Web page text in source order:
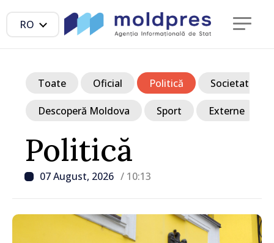
RO
Politică
07 August, 2026 / 10:13
Toate Oficial Politică Societate
Descoperă Moldova Sport Externe